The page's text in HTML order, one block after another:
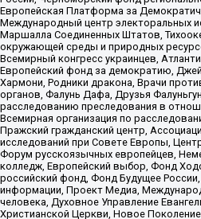
Европейская Платформа за
Международный центр электоральных
Маршалла Соединенных Штатов,
окружающей среды и природных
Всемирный конгресс украинцев,
Европейский фонд за демократию,
Хармони, Родники дракона, Врачи
органов, Фалунь Дафа, Друзья
расследованию преследования в
Всемирная организация по
Пражский гражданский центр,
исследований при Совете Европы,
Форум русскоязычных европейцев,
колледж, Европейский выбор, Фонд
российский фонд, Фонд Будущее
информации, Проект Медиа,
человека, Духовное Управление
Христианской Церкви, Новое